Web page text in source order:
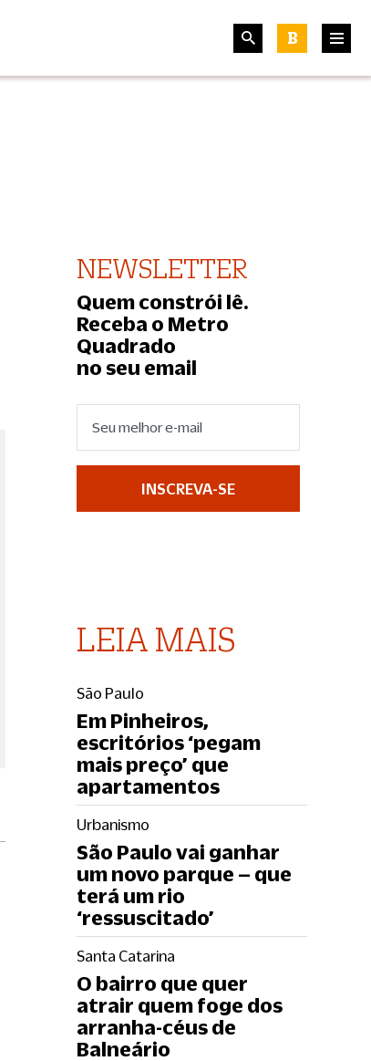
B
NEWSLETTER
Quem constrói lê.
Receba o Metro
Quadrado
no seu email
INSCREVA-SE
LEIA MAIS
São Paulo
Em Pinheiros,
escritórios ‘pegam
mais preço’ que
apartamentos
Urbanismo
São Paulo vai ganhar
um novo parque – que
terá um rio
‘ressuscitado’
Santa Catarina
O bairro que quer
atrair quem foge dos
arranha-céus de
Balneário